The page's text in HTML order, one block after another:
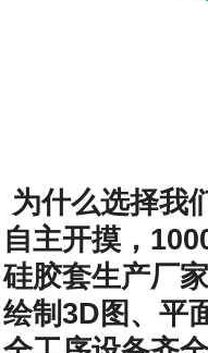
为什么选择我
自主开摸，
硅胶套生产厂
绘制3D图、平